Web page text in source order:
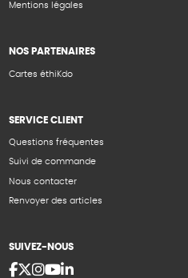
Mentions légales
NOS PARTENAIRES
Cartes éthiKdo
SERVICE CLIENT
Questions fréquentes
Suivi de commande
Nous contacter
Renvoyer des articles
SUIVEZ-NOUS